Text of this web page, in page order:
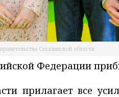
Сахалинской области
Федерации
прилагает все